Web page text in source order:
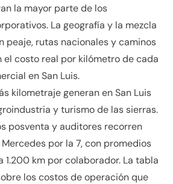
la mayor parte de los
La geografía y la mezcla
peaje, rutas nacionales y caminos
el costo real por kilómetro de cada
en San Luis.
kilometraje generan en San Luis
y turismo de las sierras.
posventa y auditores recorren
por la 7, con promedios
1.200 km por colaborador. La tabla
los costos de operación que